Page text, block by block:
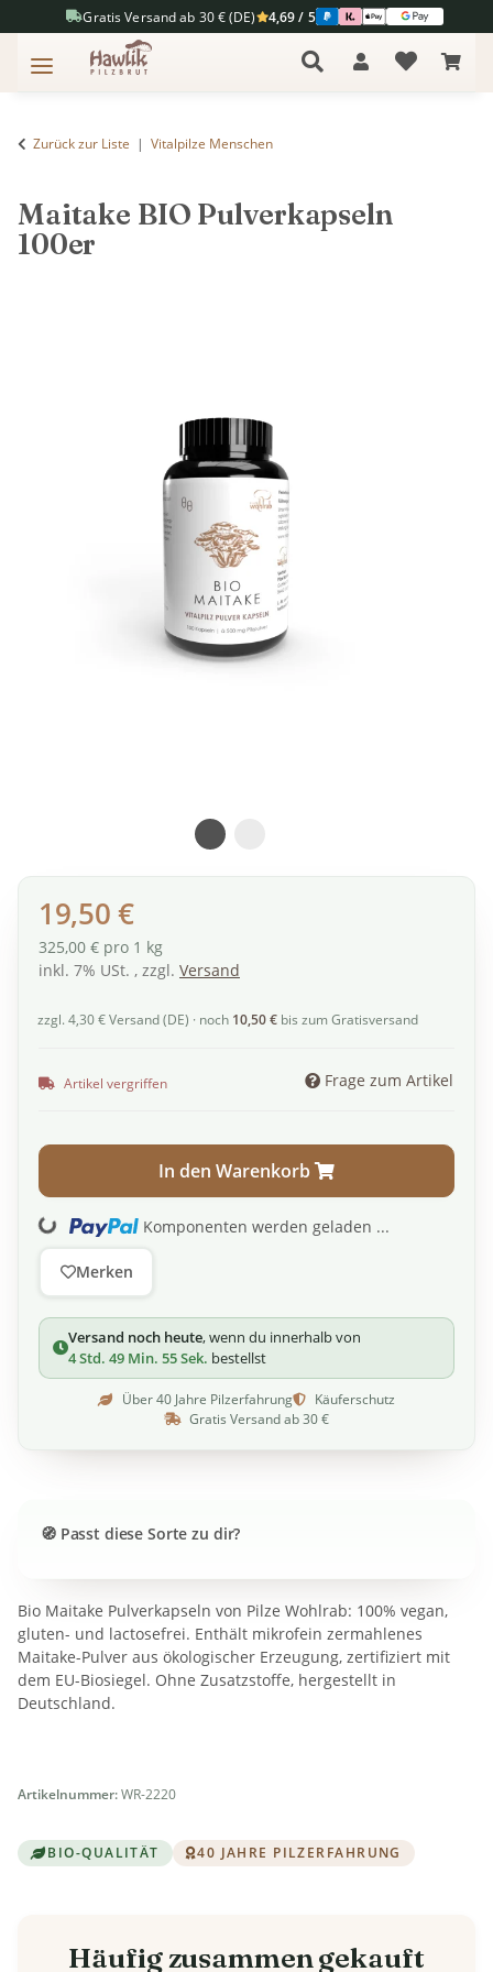
Gratis Versand ab 30 € (DE) 4,69 / 5
Zurück zur Liste Vitalpilze Menschen
Maitake BIO Pulverkapseln
100er
BIO-QUALITÄT 40 JAHRE PILZERFAHRUNG
Artikelnummer:WR-2220
Passt diese Sorte zu dir?
Bio Maitake Pulverkapseln von Pilze Wohlrab: 100% vegan,
gluten- und lactosefrei. Enthält mikrofein zermahlenes
Maitake-Pulver aus ökologischer Erzeugung, zertifiziert mit
dem EU-Biosiegel. Ohne Zusatzstoffe, hergestellt in
Deutschland.
19,50 €
325,00 € pro 1 kg
inkl. 7% USt. , zzgl. Versand
zzgl. 4,30 € Versand (DE) · noch 10,50 € bis zum Gratisversand
Artikel vergriffen Frage zum Artikel
In den Warenkorb
Loading... Komponenten werden geladen ...
Merken
Versand noch heute, wenn du innerhalb von
4 Std. 49 Min. 55 Sek. bestellst
Über 40 Jahre Pilzerfahrung
Käuferschutz
Gratis Versand ab 30 €
Häufig zusammen gekauft